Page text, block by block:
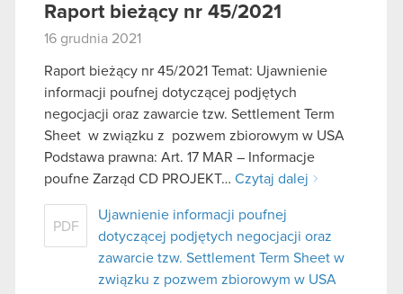
Raport bieżący nr 45/2021
16 grudnia 2021
Raport bieżący nr 45/2021 Temat: Ujawnienie
informacji poufnej dotyczącej podjętych
negocjacji oraz zawarcie tzw. Settlement Term
Sheet w związku z pozwem zbiorowym w USA
Podstawa prawna: Art. 17 MAR – Informacje
poufne Zarząd CD PROJEKT… Czytaj dalej
PDF
Ujawnienie informacji poufnej
dotyczącej podjętych negocjacji oraz
zawarcie tzw. Settlement Term Sheet w
związku z pozwem zbiorowym w USA